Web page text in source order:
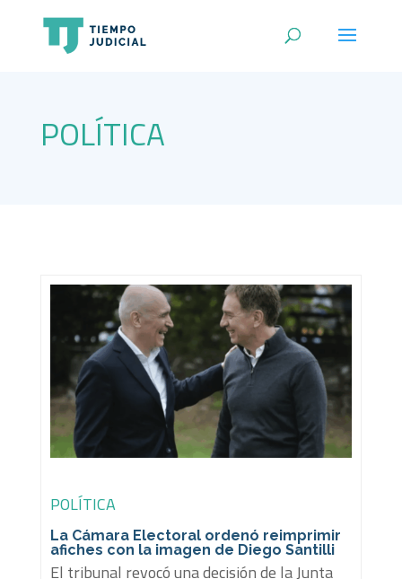
POLÍTICA
POLÍTICA
La Cámara Electoral ordenó reimprimir
afiches con la imagen de Diego Santilli
El tribunal revocó una decisión de la Junta